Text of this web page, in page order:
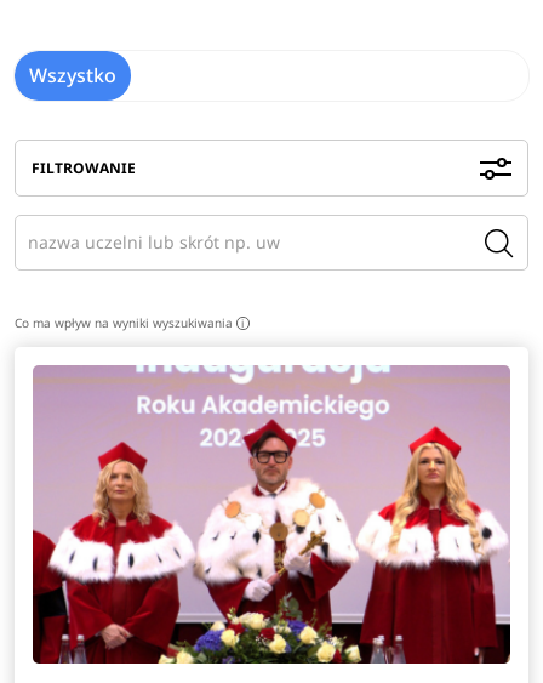
Wszystko
FILTROWANIE
Co ma wpływ na wyniki wyszukiwania i